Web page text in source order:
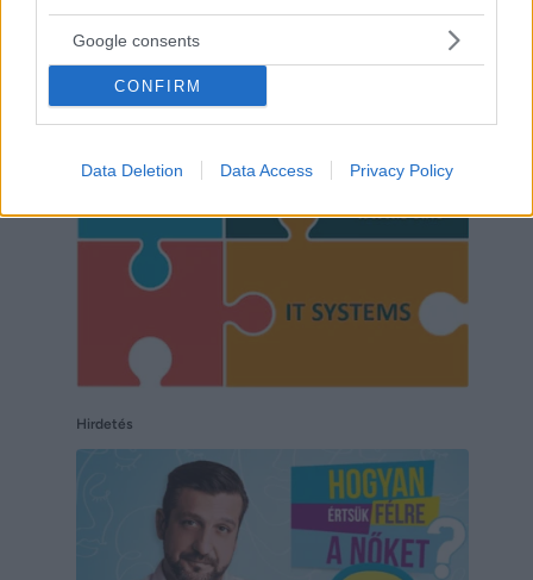
Google consents
CONFIRM
Data Deletion Data Access Privacy Policy
Hirdetés
Hirdetés